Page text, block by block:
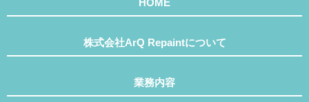
株式会社ArQ Repaintについて
業務内容